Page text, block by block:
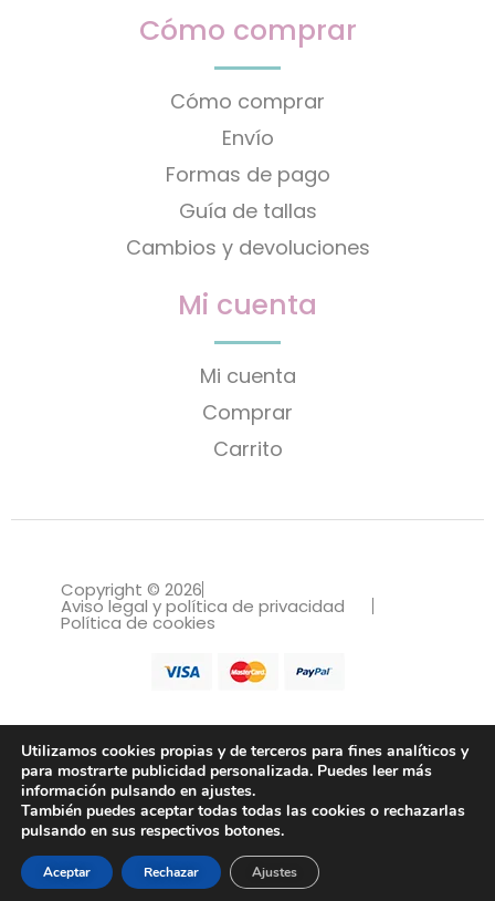
Cómo comprar
Cómo comprar
Envío
Formas de pago
Guía de tallas
Cambios y devoluciones
Mi cuenta
Mi cuenta
Comprar
Carrito
Copyright © 2026
Aviso legal y política de privacidad
Política de cookies
Tienda de trajes, vestidos para bautizos
y comuniones
Utilizamos cookies propias y de terceros para fines analíticos y
para mostrarte publicidad personalizada. Puedes leer más
información pulsando en ajustes.
También puedes aceptar todas todas las cookies o rechazarlas
pulsando en sus respectivos botones.
Aceptar Rechazar Ajustes